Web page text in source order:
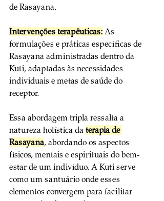
de Rasayana.
Intervenções terapêuticas: As
formulações e práticas específicas de
Rasayana administradas dentro da
Kuti, adaptadas às necessidades
individuais e metas de saúde do
receptor.
Essa abordagem tripla ressalta a
natureza holística da terapia de
Rasayana, abordando os aspectos
físicos, mentais e espirituais do bem-
estar de um indivíduo. A Kuti serve
como um santuário onde esses
elementos convergem para facilitar